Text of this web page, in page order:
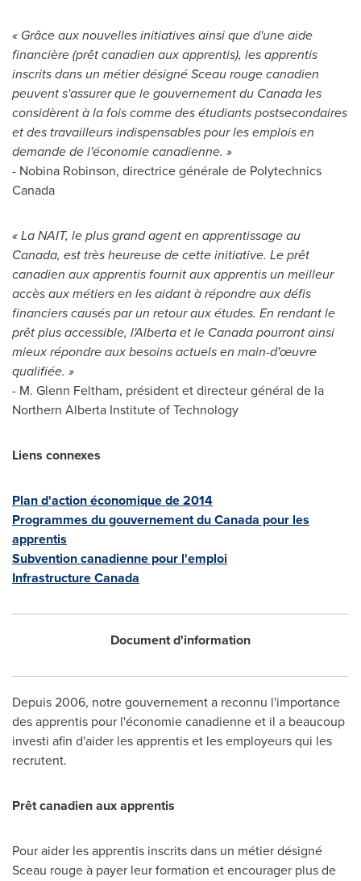
« Grâce aux nouvelles initiatives ainsi que d'une aide
financière (prêt canadien aux apprentis), les apprentis
inscrits dans un métier désigné Sceau rouge canadien
peuvent s'assurer que le gouvernement du Canadales
considèrent à la fois comme des étudiants postsecondaires
et des travailleurs indispensables pour les emplois en
demande de l'économie canadienne. »
- Nobina Robinson, directrice générale de Polytechnics
Canada
« La NAIT, le plus grand agent en apprentissage au
Canada, est très heureuse de cette initiative. Le prêt
canadien aux apprentis fournit aux apprentis un meilleur
accès aux métiers en les aidant à répondre aux défis
financiers causés par un retour aux études. En rendant le
prêt plus accessible, l'Albertaet le Canadapourront ainsi
mieux répondre aux besoins actuels en main-d'œuvre
qualifiée. »
- M. Glenn Feltham, président et directeur général de la
Northern Alberta Institute of Technology
Liens connexes
Plan d'action économique de 2014
Programmes du gouvernement duCanada pour les
apprentis
Subvention canadienne pour l'emploi
InfrastructureCanada
Document d'information
Depuis 2006, notre gouvernement a reconnu l'importance
des apprentis pour l'économie canadienne et il a beaucoup
investi afin d'aider les apprentis et les employeurs qui les
recrutent.
Prêt canadien aux apprentis
Pour aider les apprentis inscrits dans un métier désigné
Sceau rouge à payer leur formation et encourager plus de